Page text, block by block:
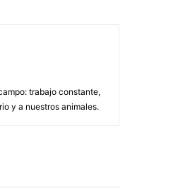
trabajo constante,
y a nuestros animales.